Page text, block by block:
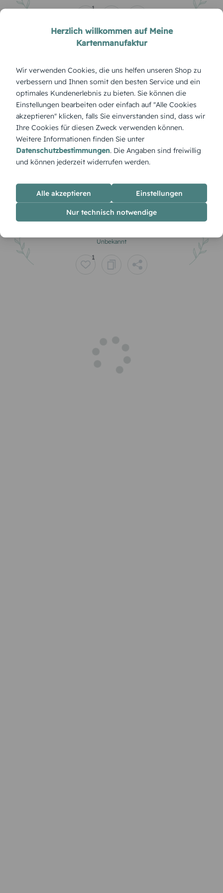
1
Sie ist nicht fort – sie ist nur an einem anderen Ort.
Unbekannt
0
Leben und Tod gehören zusammen wie Anfang und
Ende eines Weges.
Unbekannt
1
Herzlich willkommen auf Meine
Kartenmanufaktur
Wir verwenden Cookies, die uns helfen unseren Shop zu
verbessern und Ihnen somit den besten Service und ein
optimales Kundenerlebnis zu bieten. Sie können die
Einstellungen bearbeiten oder einfach auf "Alle Cookies
akzeptieren" klicken, falls Sie einverstanden sind, dass wir
Ihre Cookies für diesen Zweck verwenden können.
Weitere Informationen finden Sie unter
Datenschutzbestimmungen. Die Angaben sind freiwillig
und können jederzeit widerrufen werden.
Alle akzeptieren Einstellungen
Nur technisch notwendige